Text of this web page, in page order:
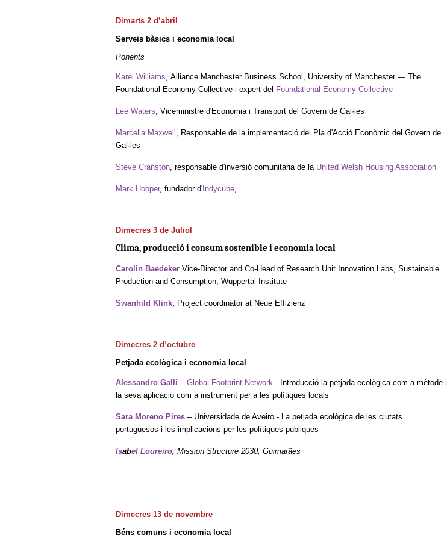
Dimarts 2 d’abril
Serveis bàsics i economia local
Ponents
Karel Williams, Alliance Manchester Business School, University of Manchester — The
Foundational Economy Collective i expert del Foundational Economy Collective
Lee Waters, Viceministre d'Economia i Transport del Govern de Gal·les
Marcella Maxwell , Responsable de la implementació del Pla d'Acció Econòmic del Govern de
Gal·les
Steve Cranston, responsable d'inversió comunitària de la United Welsh Housing Association
Mark Hooper, fundador d' Indycube,
Dimecres 3 de Juliol
Clima, producció i consum sostenible i economia local
Carolin Baedeker Vice-Director and Co-Head of Research Unit Innovation Labs, Sustainable
Production and Consumption, Wuppertal Institute
Swanhild Klink, Project coordinator at Neue Effizienz
Dimecres 2 d’octubre
Petjada ecològica i economia local
Alessandro Galli – Global Footprint Network - Introducció la petjada ecològica com a mètode i
la seva aplicació com a instrument per a les polítiques locals
Sara Moreno Pires – Universidade de Aveiro - La petjada ecològica de les ciutats
portuguesos i les implicacions per les polítiques publiques
Isabel Loureiro, Mission Structure 2030, Guimarães
Dimecres 13 de novembre
Béns comuns i economia local